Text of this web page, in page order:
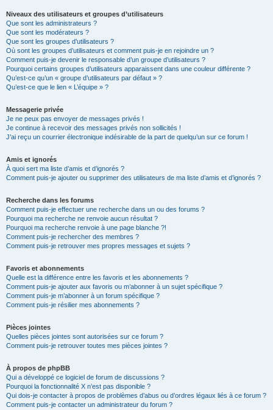
Niveaux des utilisateurs et groupes d’utilisateurs
Que sont les administrateurs ?
Que sont les modérateurs ?
Que sont les groupes d’utilisateurs ?
Où sont les groupes d’utilisateurs et comment puis-je en rejoindre un ?
Comment puis-je devenir le responsable d’un groupe d’utilisateurs ?
Pourquoi certains groupes d’utilisateurs apparaissent dans une couleur différente ?
Qu’est-ce qu’un « groupe d’utilisateurs par défaut » ?
Qu’est-ce que le lien « L’équipe » ?
Messagerie privée
Je ne peux pas envoyer de messages privés !
Je continue à recevoir des messages privés non sollicités !
J’ai reçu un courrier électronique indésirable de la part de quelqu’un sur ce forum !
Amis et ignorés
À quoi sert ma liste d’amis et d’ignorés ?
Comment puis-je ajouter ou supprimer des utilisateurs de ma liste d’amis et d’ignorés ?
Recherche dans les forums
Comment puis-je effectuer une recherche dans un ou des forums ?
Pourquoi ma recherche ne renvoie aucun résultat ?
Pourquoi ma recherche renvoie à une page blanche ?!
Comment puis-je rechercher des membres ?
Comment puis-je retrouver mes propres messages et sujets ?
Favoris et abonnements
Quelle est la différence entre les favoris et les abonnements ?
Comment puis-je ajouter aux favoris ou m’abonner à un sujet spécifique ?
Comment puis-je m’abonner à un forum spécifique ?
Comment puis-je résilier mes abonnements ?
Pièces jointes
Quelles pièces jointes sont autorisées sur ce forum ?
Comment puis-je retrouver toutes mes pièces jointes ?
À propos de phpBB
Qui a développé ce logiciel de forum de discussions ?
Pourquoi la fonctionnalité X n’est pas disponible ?
Qui dois-je contacter à propos de problèmes d’abus ou d’ordres légaux liés à ce forum ?
Comment puis-je contacter un administrateur du forum ?